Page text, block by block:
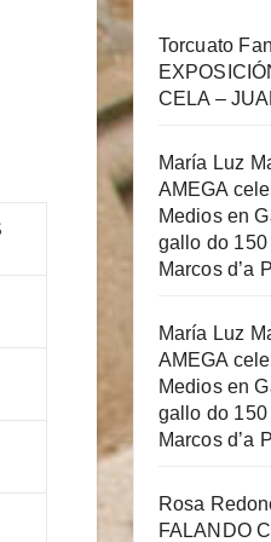
Torcuato
CELA –
María Luz
AMEGA
Medios en
gallo do
Marcos d’a
María Luz
AMEGA
Medios en
gallo do
Marcos d’a
Rosa
FALANDO